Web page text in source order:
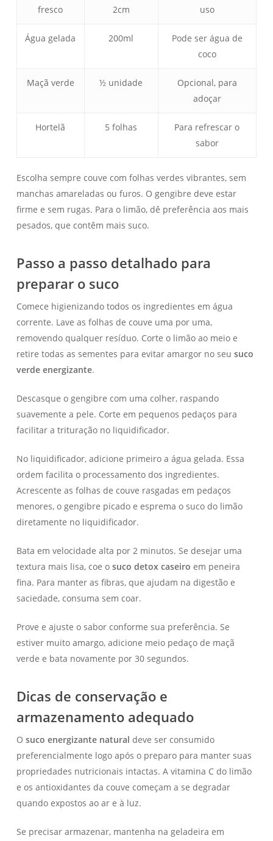
fresco
2cm
uso
Água gelada 200ml
Pode ser água de
coco
Maçã verde ½ unidade
Opcional, para
adoçar
Hortelã 5 folhas
Para refrescar o
sabor
Escolha sempre couve com folhas verdes vibrantes, sem
manchas amareladas ou furos. O gengibre deve estar
firme e sem rugas. Para o limão, dê preferência aos mais
pesados, que contêm mais suco.
Passo a passo detalhado para
preparar o suco
Comece higienizando todos os ingredientes em água
corrente. Lave as folhas de couve uma por uma,
removendo qualquer resíduo. Corte o limão ao meio e
retire todas as sementes para evitar amargor no seu suco
verde energizante.
Descasque o gengibre com uma colher, raspando
suavemente a pele. Corte em pequenos pedaços para
facilitar a trituração no liquidificador.
No liquidificador, adicione primeiro a água gelada. Essa
ordem facilita o processamento dos ingredientes.
Acrescente as folhas de couve rasgadas em pedaços
menores, o gengibre picado e esprema o suco do limão
diretamente no liquidificador.
Bata em velocidade alta por 2 minutos. Se desejar uma
textura mais lisa, coe o suco detox caseiro em peneira
fina. Para manter as fibras, que ajudam na digestão e
saciedade, consuma sem coar.
Prove e ajuste o sabor conforme sua preferência. Se
estiver muito amargo, adicione meio pedaço de maçã
verde e bata novamente por 30 segundos.
Dicas de conservação e
armazenamento adequado
O suco energizante natural deve ser consumido
preferencialmente logo após o preparo para manter suas
propriedades nutricionais intactas. A vitamina C do limão
e os antioxidantes da couve começam a se degradar
quando expostos ao ar e à luz.
Se precisar armazenar, mantenha na geladeira em